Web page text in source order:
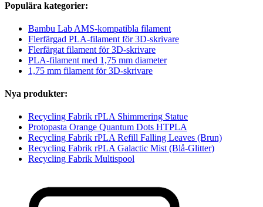
Populära kategorier:
Bambu Lab AMS-kompatibla filament
Flerfärgad PLA-filament för 3D-skrivare
Flerfärgat filament för 3D-skrivare
PLA-filament med 1,75 mm diameter
1,75 mm filament för 3D-skrivare
Nya produkter:
Recycling Fabrik rPLA Shimmering Statue
Protopasta Orange Quantum Dots HTPLA
Recycling Fabrik rPLA Refill Falling Leaves (Brun)
Recycling Fabrik rPLA Galactic Mist (Blå-Glitter)
Recycling Fabrik Multispool